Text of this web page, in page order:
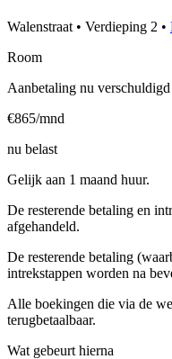
Walenstraat • Verdieping 2 •
Room
Aanbetaling nu verschuldigd
€865/mnd
nu belast
Gelijk aan 1 maand huur.
De resterende betaling en
afgehandeld.
De resterende betaling
intrekstappen worden na
Alle boekingen die via de
terugbetaalbaar.
Wat gebeurt hierna